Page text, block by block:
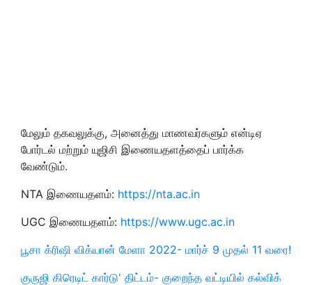
மேலும் தகவலுக்கு, அனைத்து மாணவர்களும் என்டிஏ
போர்டல் மற்றும் யுஜிசி இணையதளத்தைப் பார்க்க
வேண்டும்.
NTA இணையதளம்: https://nta.ac.in
UGC இணையதளம்: https://www.ugc.ac.in
பூசா க்ரிஷி விக்யான் மேளா 2022- மார்ச் 9 முதல் 11 வரை!
குருஜி கிரெடிட் கார்டு' திட்டம்- குறைந்த வட்டியில் கல்விக்